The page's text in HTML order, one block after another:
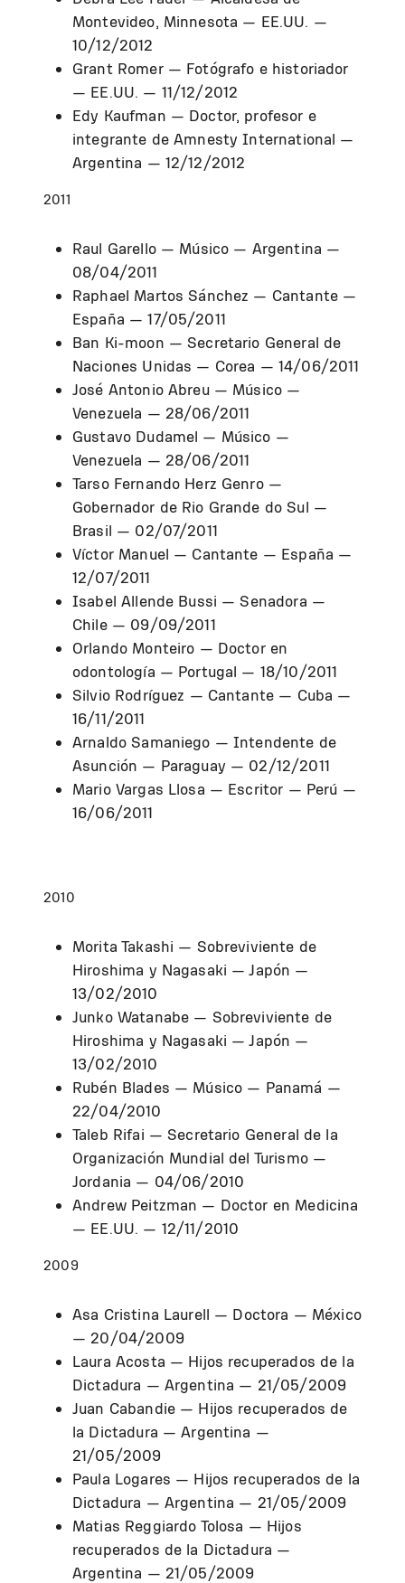
Montevideo, Minnesota — EE.UU. —
10/12/2012
Grant Romer — Fotógrafo e historiador
— EE.UU. — 11/12/2012
Edy Kaufman — Doctor, profesor e
integrante de Amnesty International —
Argentina — 12/12/2012
2011
Raul Garello — Músico — Argentina —
08/04/2011
Raphael Martos Sánchez — Cantante —
España — 17/05/2011
Ban Ki-moon — Secretario General de
Naciones Unidas — Corea — 14/06/2011
José Antonio Abreu — Músico —
Venezuela — 28/06/2011
Gustavo Dudamel — Músico —
Venezuela — 28/06/2011
Tarso Fernando Herz Genro —
Gobernador de Rio Grande do Sul —
Brasil — 02/07/2011
Víctor Manuel — Cantante — España —
12/07/2011
Isabel Allende Bussi — Senadora —
Chile — 09/09/2011
Orlando Monteiro — Doctor en
odontología — Portugal — 18/10/2011
Silvio Rodríguez — Cantante — Cuba —
16/11/2011
Arnaldo Samaniego — Intendente de
Asunción — Paraguay — 02/12/2011
Mario Vargas Llosa — Escritor — Perú —
16/06/2011
2010
Morita Takashi — Sobreviviente de
Hiroshima y Nagasaki — Japón —
13/02/2010
Junko Watanabe — Sobreviviente de
Hiroshima y Nagasaki — Japón —
13/02/2010
Rubén Blades — Músico — Panamá —
22/04/2010
Taleb Rifai — Secretario General de la
Organización Mundial del Turismo —
Jordania — 04/06/2010
Andrew Peitzman — Doctor en Medicina
— EE.UU. — 12/11/2010
2009
Asa Cristina Laurell — Doctora — México
— 20/04/2009
Laura Acosta — Hijos recuperados de la
Dictadura — Argentina — 21/05/2009
Juan Cabandie — Hijos recuperados de
la Dictadura — Argentina —
21/05/2009
Paula Logares — Hijos recuperados de la
Dictadura — Argentina — 21/05/2009
Matias Reggiardo Tolosa — Hijos
recuperados de la Dictadura —
Argentina — 21/05/2009